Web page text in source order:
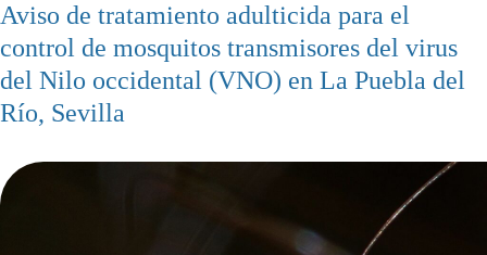
Aviso de tratamiento adulticida para el
control de mosquitos transmisores del virus
del Nilo occidental (VNO) en La Puebla del
Río, Sevilla